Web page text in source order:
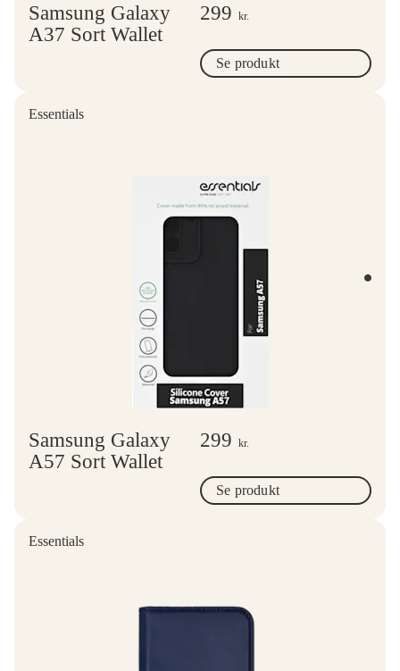
Samsung Galaxy
A37 Sort Wallet
299 kr.
Se produkt
Essentials
Samsung Galaxy
A57 Sort Wallet
299 kr.
Se produkt
Essentials